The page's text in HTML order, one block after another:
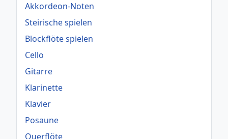
Akkordeon-Noten
Steirische spielen
Blockflöte spielen
Cello
Gitarre
Klarinette
Klavier
Posaune
Querflöte